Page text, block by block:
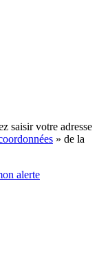
saisir votre adresse
» de la
alerte